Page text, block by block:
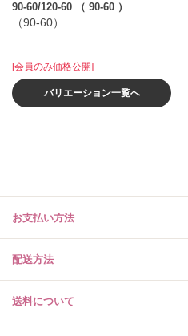
90-60/120-60 （ 90-60 ）
（90-60）
[会員のみ価格公開]
バリエーション一覧へ
お支払い方法
配送方法
送料について